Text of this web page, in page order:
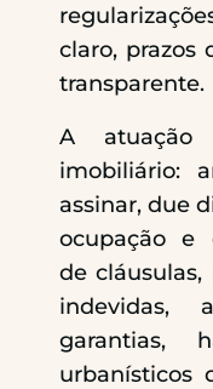
claro, prazos
transparente.
A
imobiliário:
assinar, due
ocupação e
de cláusulas,
indevidas,
garantias,
urbanísticos